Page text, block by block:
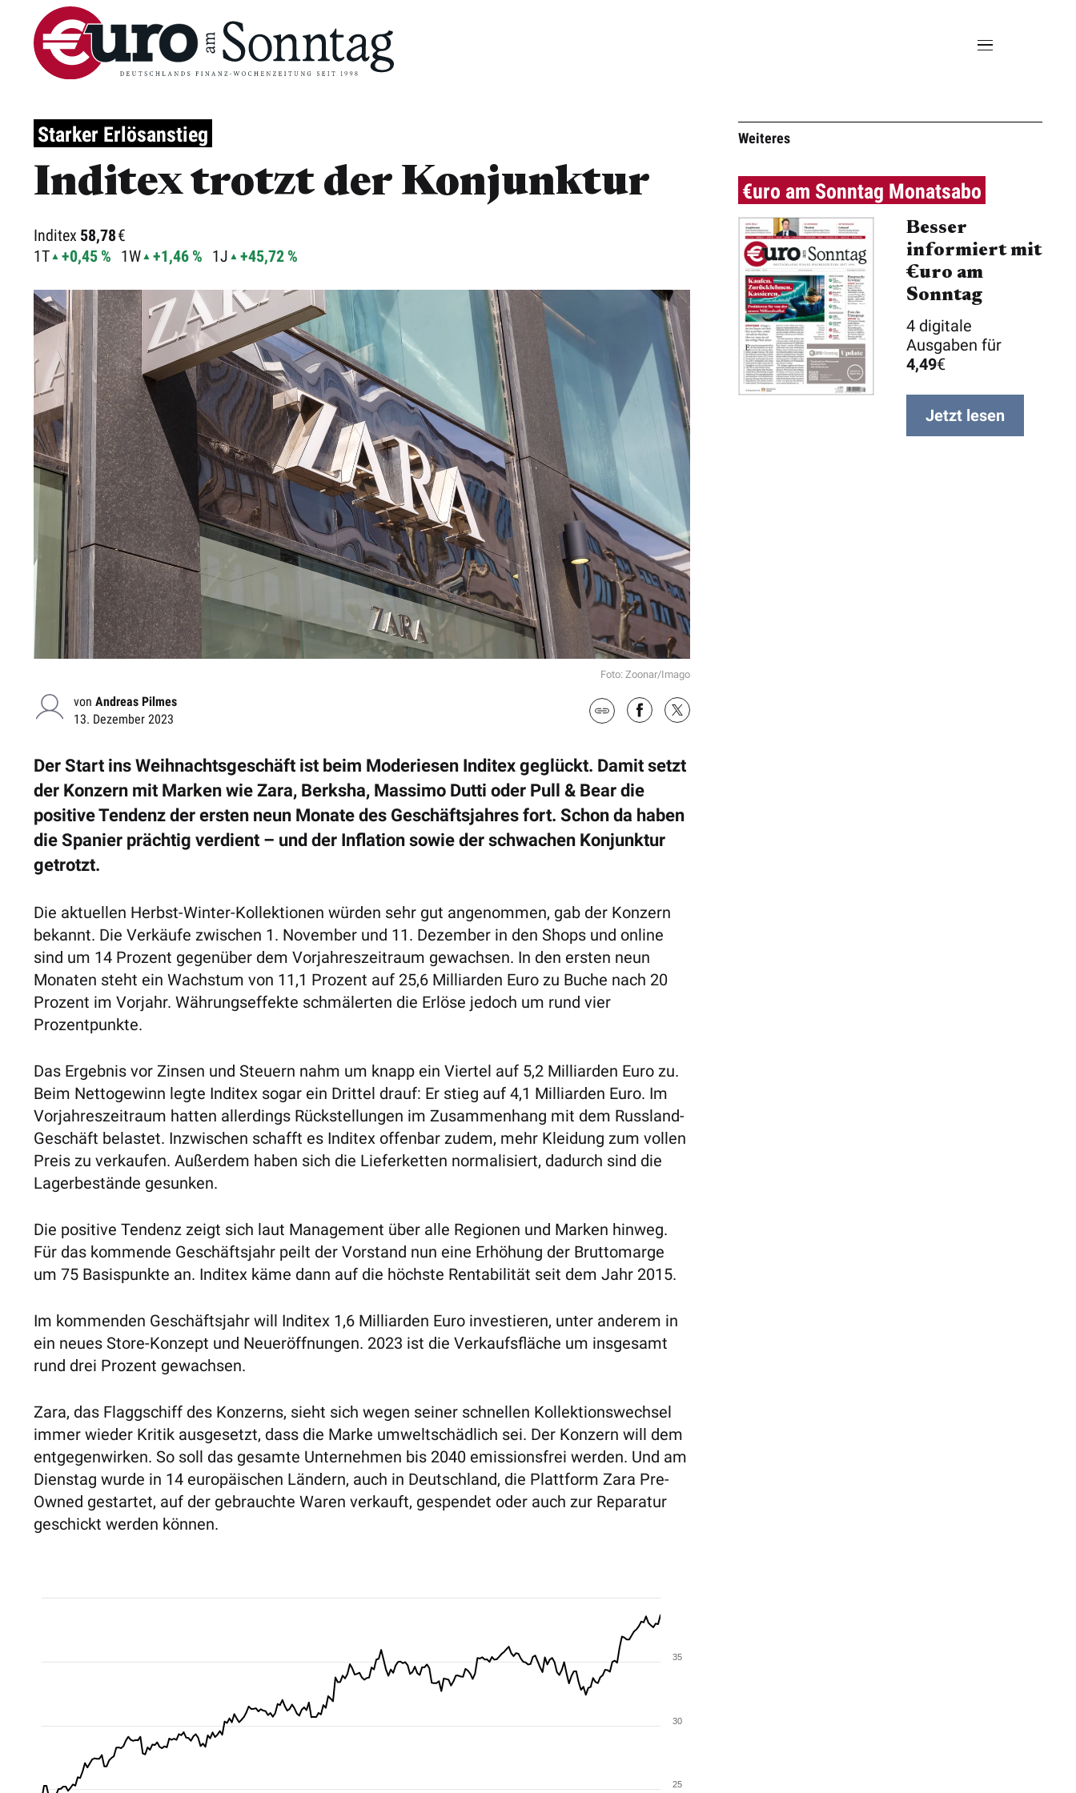
Starker Erlösanstieg
Inditex trotzt der Konjunktur
Inditex 58,78€
1T
+0,45 % 1W +1,46 % 1J +45,72 %
Foto: Zoonar/Imago
von Andreas Pilmes
13. Dezember 2023
Der Start ins Weihnachtsgeschäft ist beim Moderiesen Inditex geglückt. Damit setzt
der Konzern mit Marken wie Zara, Berksha, Massimo Dutti oder Pull & Bear die
positive Tendenz der ersten neun Monate des Geschäftsjahres fort. Schon da haben
die Spanier prächtig verdient – und der Inflation sowie der schwachen Konjunktur
getrotzt.
Die aktuellen Herbst-Winter-Kollektionen würden sehr gut angenommen, gab der Konzern
bekannt. Die Verkäufe zwischen 1. November und 11. Dezember in den Shops und online
sind um 14 Prozent gegenüber dem Vorjahreszeitraum gewachsen. In den ersten neun
Monaten steht ein Wachstum von 11,1 Prozent auf 25,6 Milliarden Euro zu Buche nach 20
Prozent im Vorjahr. Währungseffekte schmälerten die Erlöse jedoch um rund vier
Prozentpunkte.
Das Ergebnis vor Zinsen und Steuern nahm um knapp ein Viertel auf 5,2 Milliarden Euro zu.
Beim Nettogewinn legte Inditex sogar ein Drittel drauf: Er stieg auf 4,1 Milliarden Euro. Im
Vorjahreszeitraum hatten allerdings Rückstellungen im Zusammenhang mit dem Russland-
Geschäft belastet. Inzwischen schafft es Inditex offenbar zudem, mehr Kleidung zum vollen
Preis zu verkaufen. Außerdem haben sich die Lieferketten normalisiert, dadurch sind die
Lagerbestände gesunken.
Die positive Tendenz zeigt sich laut Management über alle Regionen und Marken hinweg.
Für das kommende Geschäftsjahr peilt der Vorstand nun eine Erhöhung der Bruttomarge
um 75 Basispunkte an. Inditex käme dann auf die höchste Rentabilität seit dem Jahr 2015.
Im kommenden Geschäftsjahr will Inditex 1,6 Milliarden Euro investieren, unter anderem in
ein neues Store-Konzept und Neueröffnungen. 2023 ist die Verkaufsfläche um insgesamt
rund drei Prozent gewachsen.
Zara, das Flaggschiff des Konzerns, sieht sich wegen seiner schnellen Kollektionswechsel
immer wieder Kritik ausgesetzt, dass die Marke umweltschädlich sei. Der Konzern will dem
entgegenwirken. So soll das gesamte Unternehmen bis 2040 emissionsfrei werden. Und am
Dienstag wurde in 14 europäischen Ländern, auch in Deutschland, die Plattform Zara Pre-
Owned gestartet, auf der gebrauchte Waren verkauft, gespendet oder auch zur Reparatur
geschickt werden können.
25
30
35
Weiteres
€uro am Sonntag Monatsabo
Besser
informiert mit
€uro am
Sonntag
4 digitale
Ausgaben für
4,49€
Jetzt lesen